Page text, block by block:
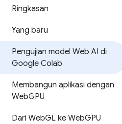
Ringkasan
Yang baru
Pengujian model Web AI di
Google Colab
Membangun aplikasi dengan
WebGPU
Dari WebGL ke WebGPU